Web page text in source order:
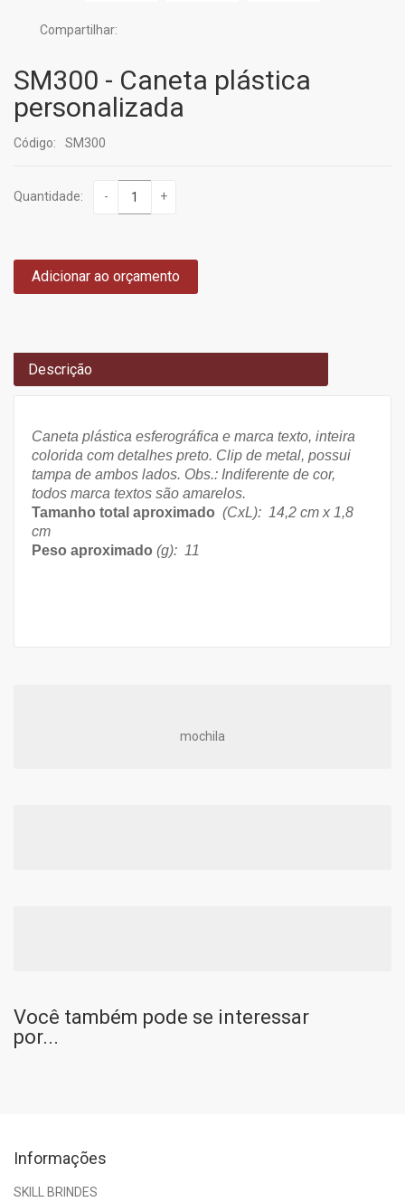
Compartilhar:
SM300 - Caneta plástica
personalizada
Código: SM300
Quantidade: - +
Adicionar ao orçamento
Descrição
Caneta plástica esferográfica e marca texto, inteira
colorida com detalhes preto. Clip de metal, possui
tampa de ambos lados. Obs.: Indiferente de cor,
todos marca textos são amarelos.
Tamanho total aproximado (CxL): 14,2 cm x 1,8
cm
Peso aproximado (g): 11
mochila
Você também pode se interessar
por...
Informações
SKILL BRINDES